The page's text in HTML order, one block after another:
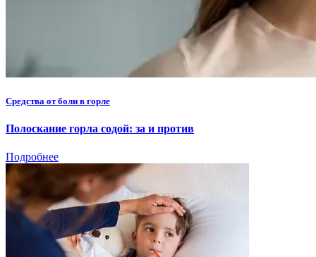
Средства от боли в горле
Полоскание горла содой: за и против
Подробнее